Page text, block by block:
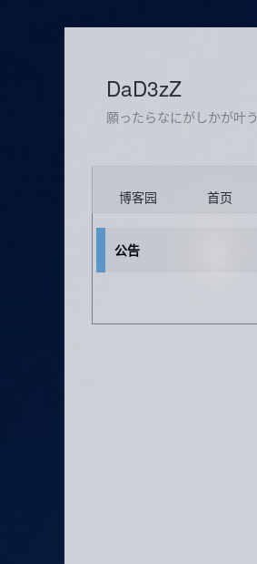
DaD3zZ
願ったらなにがしかが叶う
博客园 首页
公告